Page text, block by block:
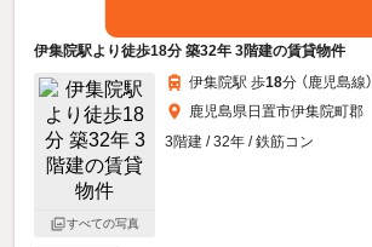
伊集院駅より徒歩18分 築32年 3階建の賃貸物件
すべての写真
伊集院駅 歩18分 （鹿児島線）
鹿児島県日置市伊集院町郡
3階建 / 32年 / 鉄筋コン